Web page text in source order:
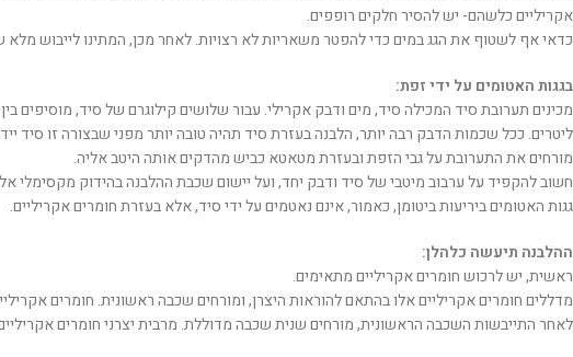
אקריליים כלשהם- יש להסיר חלקים רופפים.
כדאי אף לשטוף את הגג במים כדי להפטר משאריות לא רצויות. לאחר מכן, המתינו לייבוש מלא
בגגות האטומים על ידי זפת:
מכינים תערובת סיד המכילה סיד, מים ודבק אקרילי. עבור שלושים קילוגרם של סיד, מוסיפים
ליטרים. ככל שכמות הדבק רבה יותר, הלבנה בעזרת סיד תהיה טובה יותר מפני שבצורה זו סיד
מורחים את התערובת על גבי הזפת ובעזרת מטאטא כביש מהדקים אותה היטב אליה.
חשוב להקפיד על ערבוב מיטבי של סיד ודבק יחד, ועל יישום שכבת ההלבנה בהידוק מקסימלי
גגות האטומים ביריעות ביטומן, כאמור, אינם נאטמים על ידי סיד, אלא בעזרת חומרים אקריליים.
ההלבנה תיעשה כלהלן:
ראשית, יש לרכוש חומרים אקריליים מתאימים.
מדללים חומרים אקריליים אלו בהתאם להוראות היצרן, ומורחים שכבה ראשונית. חומרים
לאחר התייבשות השכבה הראשונית, מורחים שנית שכבה מדוללת. מרבית יצרני חומרים